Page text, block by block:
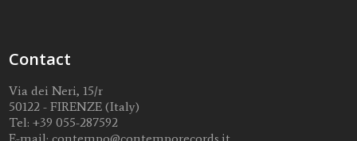
Contact
Via dei Neri, 15/r
50122 - FIRENZE (Italy)
Tel:+39 055-287592
E-mail:contempo@contemporecords.it